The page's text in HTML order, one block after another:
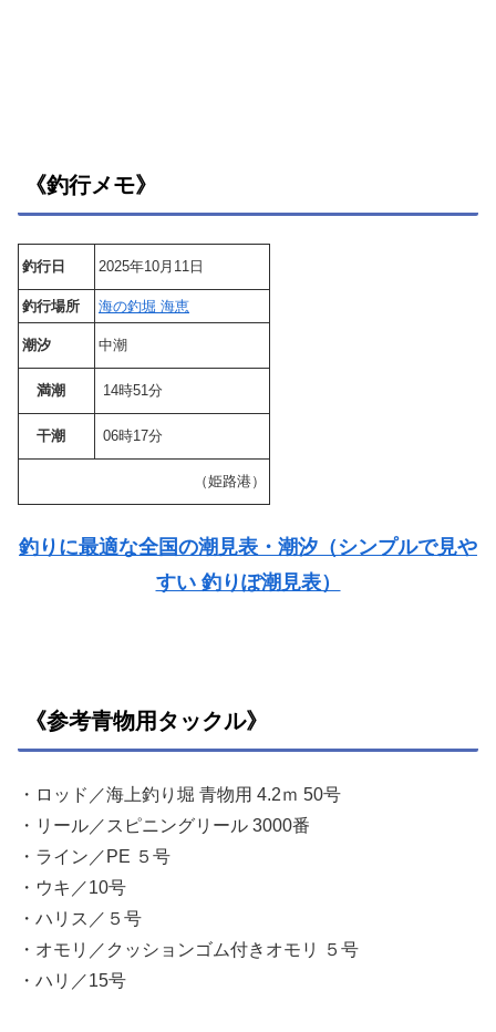
《釣行メモ》
釣行日 2025年10月11日
釣行場所 海の釣堀 海恵
潮汐 中潮
満潮 14時51分
干潮 06時17分
（姫路港）
釣りに最適な全国の潮見表・潮汐（シンプルで見や
すい 釣りぽ潮見表）
《参考青物用タックル》
・ロッド／海上釣り堀 青物用 4.2ｍ 50号
・リール／スピニングリール 3000番
・ライン／PE ５号
・ウキ／10号
・ハリス／５号
・オモリ／クッションゴム付きオモリ ５号
・ハリ／15号